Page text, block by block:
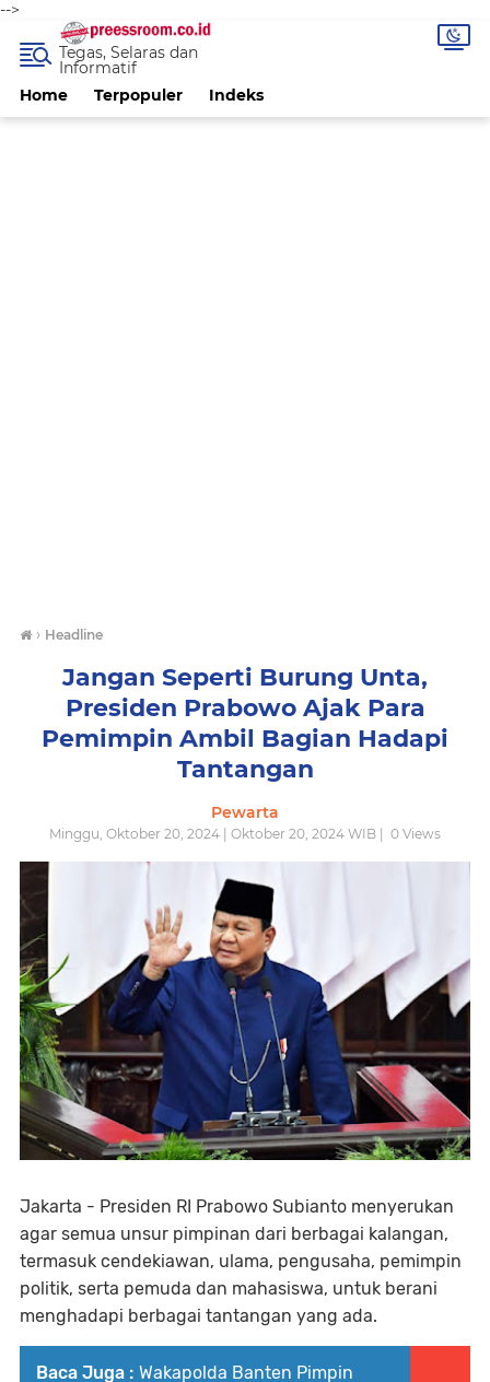
-->
Home Terpopuler Indeks
Tegas, Selaras dan
Informatif
› Headline
Jangan Seperti Burung Unta,
Presiden Prabowo Ajak Para
Pemimpin Ambil Bagian Hadapi
Tantangan
Pewarta
Minggu, Oktober 20, 2024 | Oktober 20, 2024 WIB | 0 Views
Jakarta - Presiden RI Prabowo Subianto menyerukan
agar semua unsur pimpinan dari berbagai kalangan,
termasuk cendekiawan, ulama, pengusaha, pemimpin
politik, serta pemuda dan mahasiswa, untuk berani
menghadapi berbagai tantangan yang ada.
Baca Juga : Wakapolda Banten Pimpin